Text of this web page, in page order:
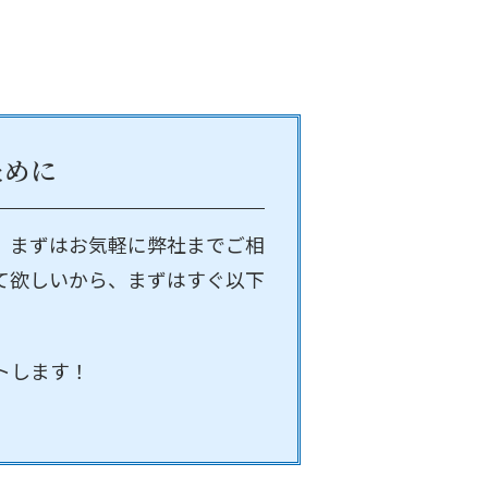
に
ずはお気軽に弊社までご相
しいから、まずはすぐ以下
ます！